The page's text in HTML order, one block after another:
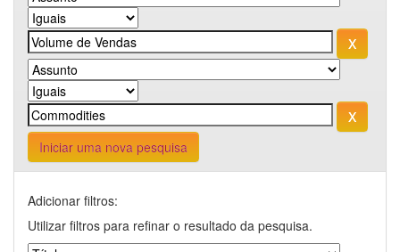
Iniciar uma nova pesquisa
Adicionar filtros:
Utilizar filtros para refinar o resultado da pesquisa.